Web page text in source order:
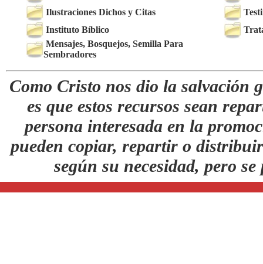
Ilustraciones Dichos y Citas
Instituto Bíblico
Mensajes, Bosquejos, Semilla Para
Sembradores
Como Cristo nos dio la salvación
es que estos recursos sean
persona interesada en la
pueden copiar, repartir o
según su necesidad, pero